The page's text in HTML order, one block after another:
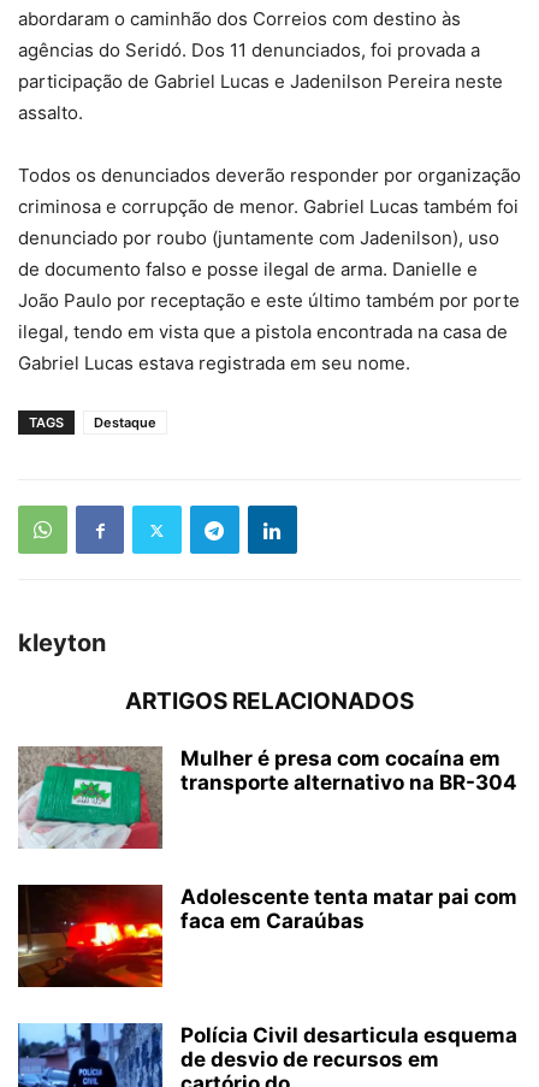
abordaram o caminhão dos Correios com destino às
agências do Seridó. Dos 11 denunciados, foi provada a
participação de Gabriel Lucas e Jadenilson Pereira neste
assalto.
Todos os denunciados deverão responder por organização
criminosa e corrupção de menor. Gabriel Lucas também foi
denunciado por roubo (juntamente com Jadenilson), uso
de documento falso e posse ilegal de arma. Danielle e
João Paulo por receptação e este último também por porte
ilegal, tendo em vista que a pistola encontrada na casa de
Gabriel Lucas estava registrada em seu nome.
TAGS Destaque
kleyton
ARTIGOS RELACIONADOS
Mulher é presa com cocaína em
transporte alternativo na BR-304
Adolescente tenta matar pai com
faca em Caraúbas
Polícia Civil desarticula esquema
de desvio de recursos em